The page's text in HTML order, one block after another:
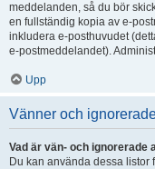
meddelanden, så du bör
en fullständig kopia av e-
inkludera e-posthuvudet
e-postmeddelandet).
Upp
Vänner och
Vad är vän- och ignorerade
Du kan använda dessa listor